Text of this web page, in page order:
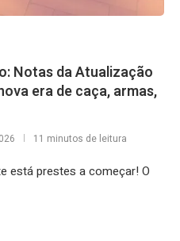
Notas da Atualização
era de caça, armas,
11 minutos de leitura
está prestes a começar! O